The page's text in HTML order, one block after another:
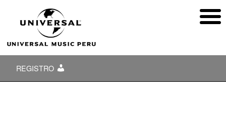
REGISTRO